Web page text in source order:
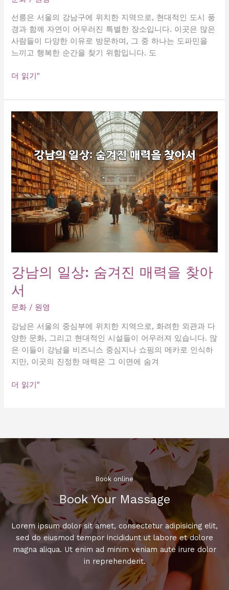
선릉은 서울의 강남구에 위치한 지역으로, 현대적인 도시 풍
경과 함께 자연이 어우러진 특별한 장소입니다. 이곳은 많은
사람들이 다양한 이유로 방문하며, 그 중 하나는 도파민을
느끼고 행복한 순간을 찾기 위함입니다. 도
선
에
서
느
끼
는
도
파
민,
행
복
의
을
아
서!
더 읽기"
강남의 일상: 숨겨진 매력을 찾아
서
문화 / 원영
강남은 서울의 중심부에 위치한 지역으로, 화려한 외관과 다
양한 문화, 그리고 현대적인 시설들이 어우러져 있습니다. 많
은 이들이 강남을 비즈니스 중심지나 쇼핑의 메카로 인식하
지만, 이곳의 진정한 매력은 그 이면에 숨겨
강
진
력
을
아
서
더 읽기"
Book online​
Book Your Massage​
Lorem ipsum dolor sit amet, consectetur adipisicing elit,
sed do eiusmod tempor incididunt ut labore et dolore
magna aliqua. Ut enim ad minim veniam aute irure dolor
in reprehenderit.